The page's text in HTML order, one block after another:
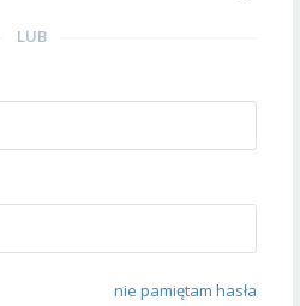
LUB
nie pamiętam hasła